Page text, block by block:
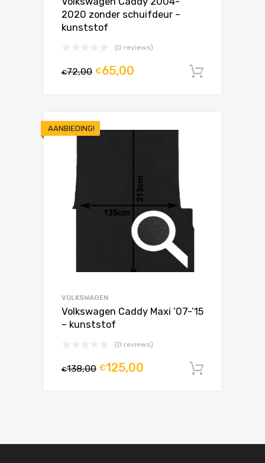
2020 zonder schuifdeur –
kunststof
(0 reviews)
€72,00 €65,00
AANBIEDING!
VOLKSWAGEN
Volkswagen Caddy Maxi ’07-’15
– kunststof
(0 reviews)
€138,00 €125,00